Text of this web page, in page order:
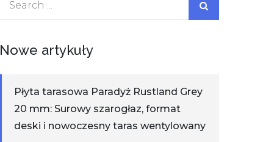
Nowe artykuły
Płyta tarasowa Paradyż Rustland Grey
20 mm: Surowy szarogłaz, format
deski i nowoczesny taras wentylowany